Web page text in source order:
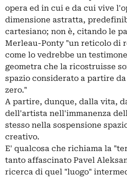
opera ed in cui e da cui vive
dimensione astratta,
cartesiano; non è, citando le
Merleau-Ponty "un reticolo di
come lo vedrebbe un
geometra che la ricostruisse
spazio considerato a partire
zero."
A partire, dunque, dalla vita,
dell'artista nell'immanenza
stesso nella sospensione
creativo.
E' qualcosa che richiama la
tanto affascinato Pavel
ricerca di quel "luogo"